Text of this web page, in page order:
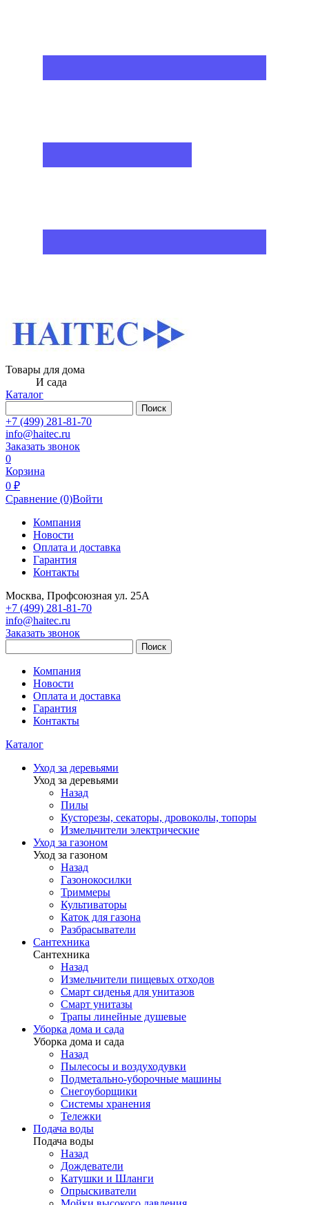
Товары для дома
И сада
Каталог
Поиск
+7 (499) 281-81-70
info@haitec.ru
Заказать звонок
0
Корзина
0 ₽
Сравнение (0)Войти
Компания
Новости
Оплата и доставка
Гарантия
Контакты
Москва, Профсоюзная ул. 25А
+7 (499) 281-81-70
info@haitec.ru
Заказать звонок
Поиск
Компания
Новости
Оплата и доставка
Гарантия
Контакты
Каталог
Уход за деревьями
Уход за деревьями
Назад
Пилы
Кусторезы, секаторы, дровоколы, топоры
Измельчители электрические
Уход за газоном
Уход за газоном
Назад
Газонокосилки
Триммеры
Культиваторы
Каток для газона
Разбрасыватели
Сантехника
Сантехника
Назад
Измельчители пищевых отходов
Смарт сиденья для унитазов
Смарт унитазы
Трапы линейные душевые
Уборка дома и сада
Уборка дома и сада
Назад
Пылесосы и воздуходувки
Подметально-уборочные машины
Снегоуборщики
Системы хранения
Тележки
Подача воды
Подача воды
Назад
Дождеватели
Катушки и Шланги
Опрыскиватели